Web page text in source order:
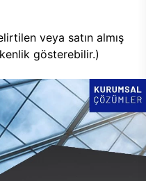
veya satın almış
gösterebilir.)